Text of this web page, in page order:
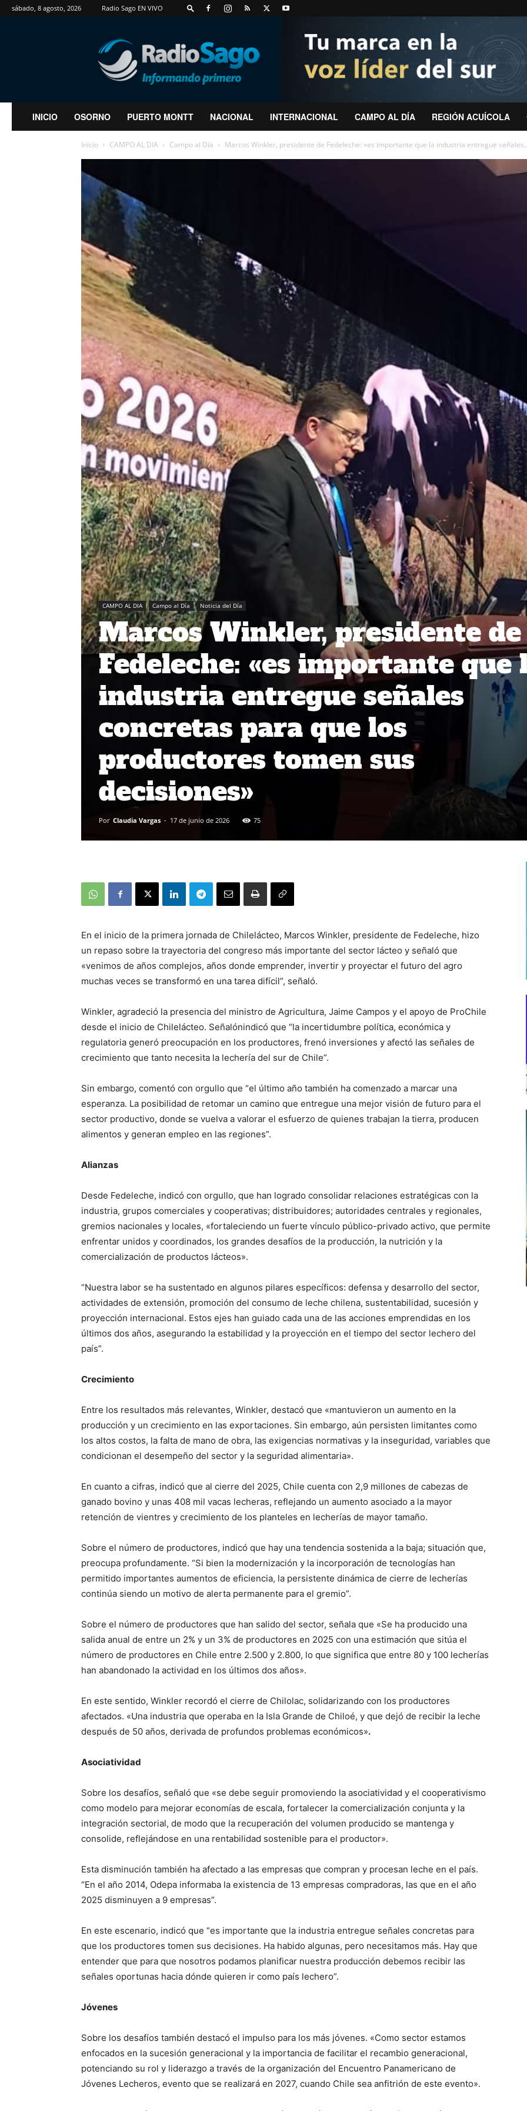
sábado, 8 agosto, 2026 Radio Sago EN VIVO
RadioSago
INICIO OSORNO PUERTO MONTT NACIONAL INTERNACIONAL CAMPO AL DÍA REGIÓN ACUÍCOLA
Inicio CAMPO AL DIA Campo al Día Marcos Winkler, presidente de Fedeleche: «es importante que la industria entregue
CAMPO AL DIA Campo al Día Noticia del Día
Marcos Winkler, presidente de
Fedeleche: «es importante que
industria entregue señales
concretas para que los
productores tomen sus
decisiones»
Por Claudia Vargas - 17 de junio de 2026 75
En el inicio de la primera jornada de Chilelácteo, Marcos Winkler, presidente de Fedeleche, hizo
un repaso sobre la trayectoria del congreso más importante del sector lácteo y señaló que
«venimos de años complejos, años donde emprender, invertir y proyectar el futuro del agro
muchas veces se transformó en una tarea difícil”, señaló.
Winkler, agradeció la presencia del ministro de Agricultura, Jaime Campos y el apoyo de ProChile
desde el inicio de Chilelácteo. Señalónindicó que “la incertidumbre política, económica y
regulatoria generó preocupación en los productores, frenó inversiones y afectó las señales de
crecimiento que tanto necesita la lechería del sur de Chile”.
Sin embargo, comentó con orgullo que “el último año también ha comenzado a marcar una
esperanza. La posibilidad de retomar un camino que entregue una mejor visión de futuro para el
sector productivo, donde se vuelva a valorar el esfuerzo de quienes trabajan la tierra, producen
alimentos y generan empleo en las regiones”.
Alianzas
Desde Fedeleche, indicó con orgullo, que han logrado consolidar relaciones estratégicas con la
industria, grupos comerciales y cooperativas; distribuidores; autoridades centrales y regionales,
gremios nacionales y locales, «fortaleciendo un fuerte vínculo público-privado activo, que permite
enfrentar unidos y coordinados, los grandes desafíos de la producción, la nutrición y la
comercialización de productos lácteos».
“Nuestra labor se ha sustentado en algunos pilares específicos: defensa y desarrollo del sector,
actividades de extensión, promoción del consumo de leche chilena, sustentabilidad, sucesión y
proyección internacional. Estos ejes han guiado cada una de las acciones emprendidas en los
últimos dos años, asegurando la estabilidad y la proyección en el tiempo del sector lechero del
país”.
Crecimiento
Entre los resultados más relevantes, Winkler, destacó que «mantuvieron un aumento en la
producción y un crecimiento en las exportaciones. Sin embargo, aún persisten limitantes como
los altos costos, la falta de mano de obra, las exigencias normativas y la inseguridad, variables que
condicionan el desempeño del sector y la seguridad alimentaria».
En cuanto a cifras, indicó que al cierre del 2025, Chile cuenta con 2,9 millones de cabezas de
ganado bovino y unas 408 mil vacas lecheras, reflejando un aumento asociado a la mayor
retención de vientres y crecimiento de los planteles en lecherías de mayor tamaño.
Sobre el número de productores, indicó que hay una tendencia sostenida a la baja; situación que,
preocupa profundamente. “Si bien la modernización y la incorporación de tecnologías han
permitido importantes aumentos de eficiencia, la persistente dinámica de cierre de lecherías
continúa siendo un motivo de alerta permanente para el gremio”.
Sobre el número de productores que han salido del sector, señala que «Se ha producido una
salida anual de entre un 2% y un 3% de productores en 2025 con una estimación que sitúa el
número de productores en Chile entre 2.500 y 2.800, lo que significa que entre 80 y 100 lecherías
han abandonado la actividad en los últimos dos años».
En este sentido, Winkler recordó el cierre de Chilolac, solidarizando con los productores
afectados. «Una industria que operaba en la Isla Grande de Chiloé, y que dejó de recibir la leche
después de 50 años, derivada de profundos problemas económicos».
Asociatividad
Sobre los desafíos, señaló que «se debe seguir promoviendo la asociatividad y el cooperativismo
como modelo para mejorar economías de escala, fortalecer la comercialización conjunta y la
integración sectorial, de modo que la recuperación del volumen producido se mantenga y
consolide, reflejándose en una rentabilidad sostenible para el productor».
Esta disminución también ha afectado a las empresas que compran y procesan leche en el país.
“En el año 2014, Odepa informaba la existencia de 13 empresas compradoras, las que en el año
2025 disminuyen a 9 empresas”.
En este escenario, indicó que “es importante que la industria entregue señales concretas para
que los productores tomen sus decisiones. Ha habido algunas, pero necesitamos más. Hay que
entender que para que nosotros podamos planificar nuestra producción debemos recibir las
señales oportunas hacia dónde quieren ir como país lechero”.
Jóvenes
Sobre los desafíos también destacó el impulso para los más jóvenes. «Como sector estamos
enfocados en la sucesión generacional y la importancia de facilitar el recambio generacional,
potenciando su rol y liderazgo a través de la organización del Encuentro Panamericano de
Jóvenes Lecheros, evento que se realizará en 2027, cuando Chile sea anfitrión de este evento».